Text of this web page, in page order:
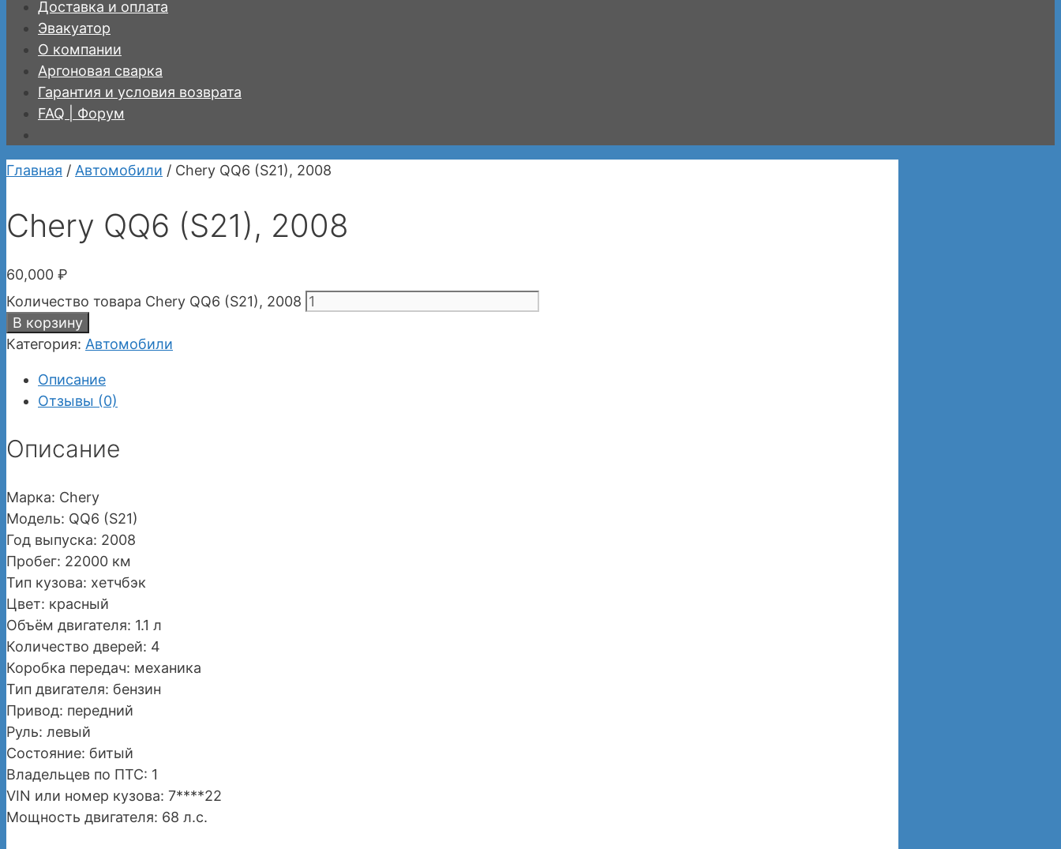
Доставка и оплата
Эвакуатор
О компании
Аргоновая сварка
Гарантия и условия возврата
FAQ | Форум
Главная / Автомобили / Chery QQ6 (S21), 2008
Chery QQ6 (S21), 2008
60,000 ₽
Количество товара Chery QQ6 (S21), 2008
В корзину
Категория: Автомобили
Описание
Отзывы (0)
Описание
Марка: Chery
Модель: QQ6 (S21)
Год выпуска: 2008
Пробег: 22000 км
Тип кузова: хетчбэк
Цвет: красный
Объём двигателя: 1.1 л
Количество дверей: 4
Коробка передач: механика
Тип двигателя: бензин
Привод: передний
Руль: левый
Состояние: битый
Владельцев по ПТС: 1
VIN или номер кузова: 7****22
Мощность двигателя: 68 л.с.